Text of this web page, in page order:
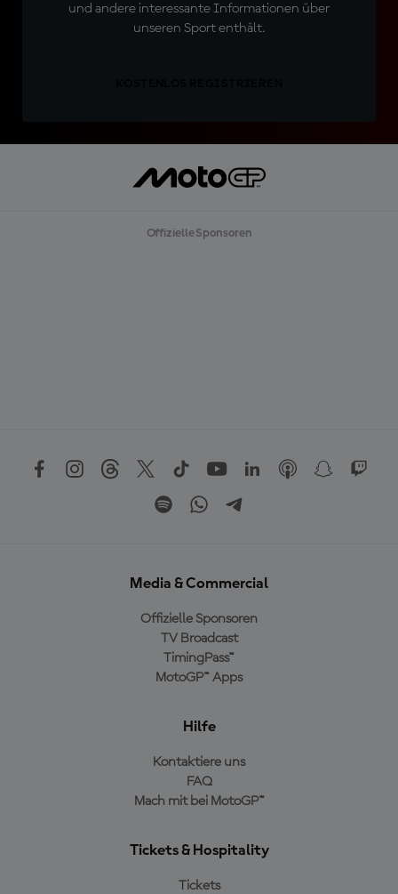
und andere interessante Informationen über
unseren Sport enthält.
Offizielle Sponsoren
Media & Commercial
Offizielle Sponsoren
TV Broadcast
TimingPass™
MotoGP™ Apps
Hilfe
Kontaktiere uns
FAQ
Mach mit bei MotoGP™
Tickets & Hospitality
Tickets